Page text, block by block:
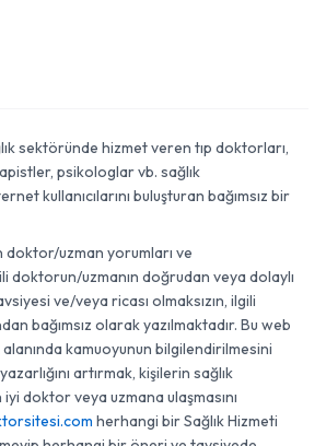
sektöründe hizmet veren tıp doktorları,
psikologlar vb. sağlık
kullanıcılarını buluşturan bağımsız bir
doktor/uzman yorumları ve
doktorun/uzmanın doğrudan veya dolaylı
ve/veya ricası olmaksızın, ilgili
bağımsız olarak yazılmaktadır. Bu web
alanında kamuoyunun bilgilendirilmesini
artırmak, kişilerin sağlık
doktor veya uzmana ulaşmasını
herhangi bir Sağlık Hizmeti